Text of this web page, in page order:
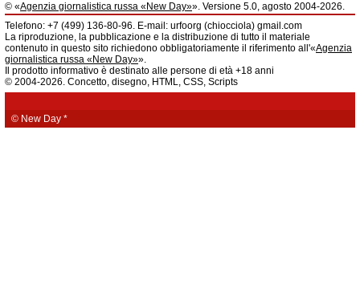
© «Agenzia giornalistica russa «New Day»». Versione 5.0, agosto 2004-2026.
Informazioni
Agenzia giornalistica russa «New Day» registrata dal Servizio federale di
telecomunicazioni, tecnologie informatiche e mass media della Federazione
Russa. Certificato di registrazione dei mass media: EL № FS 77 - 61044 del 5
marzo 2015.
Fondatore: «New Day» S.r.l., indirizzo di redazione: 620014, città di
Ekaterinburgo, via Radišev, pal.6, scala «А», uff. 1104.
fornisce informazioni.
Telefono: +7 (499) 136-80-96. E-mail: urfoorg (chiocciola) gmail.com
La riproduzione, la pubblicazione e la distribuzione di tutto il materiale
contenuto in questo sito richiedono obbligatoriamente il riferimento all'«Agenzia
giornalistica russa «New Day»».
Il prodotto informativo è destinato alle persone di età +18 anni
© 2004-2026. Concetto, disegno, HTML, CSS, Scripts
© New Day *